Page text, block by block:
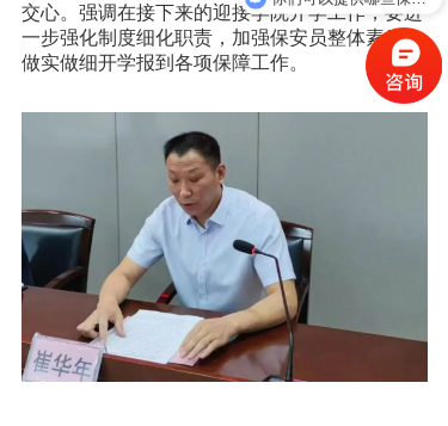
交心。强调在接下来的迎接学院开学工作，要进
一步强化制度细化职责，加强保安员整体素质，
做实做细开学报到各项保障工作。